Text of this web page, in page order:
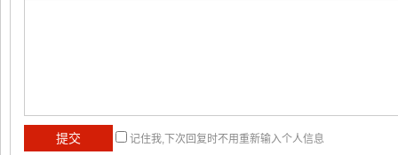
记住我,下次回复时不用重新输入个人信息